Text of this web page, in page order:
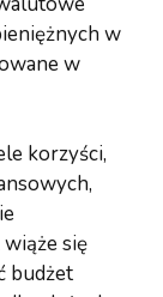
w
w
korzyści,
się
budżet